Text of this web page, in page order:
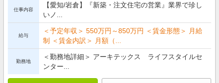
仕事内容
【愛知/岩倉】『新築・注文住宅の営業』業界で珍し
いノ...
給与
＜予定年収＞ 550万円～850万円 ＜賃金形態＞ 月給
制 ＜賃金内訳＞ 月額（...
勤務地
＜勤務地詳細＞ アーキテックス ライフスタイルセ
ンター...